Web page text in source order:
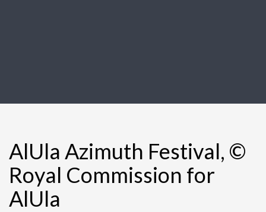
AlUla Azimuth Festival, ©
Royal Commission for
AlUla